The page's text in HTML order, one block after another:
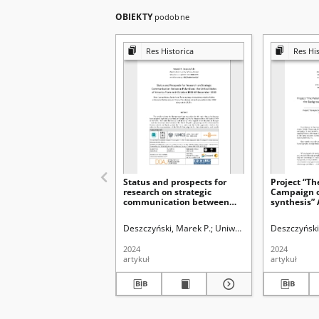
OBIEKTY podobne
Res Historica
Status and prospects for
research on strategic
communication between
October 1938 till December
Deszczyński, Marek P. Uniwersytet Marii Curie-
2024
artykuł
Res
Project
Campaign
synthesis”
on
2024
artykuł